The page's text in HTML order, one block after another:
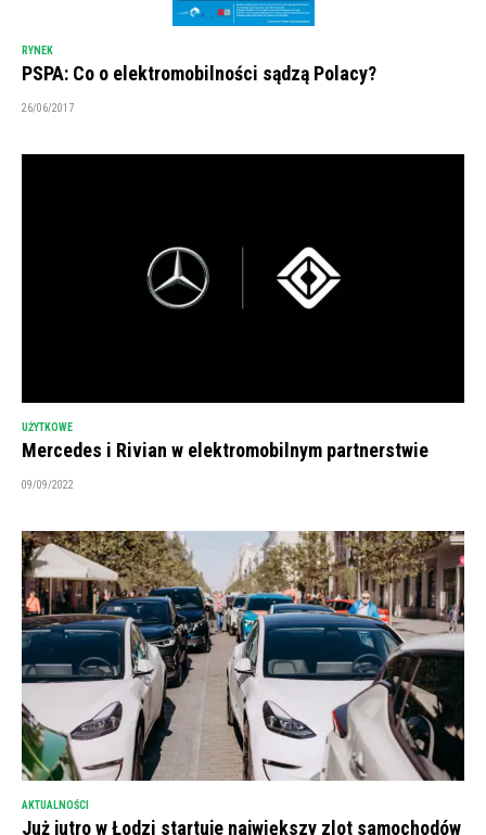
RYNEK
PSPA: Co o elektromobilności sądzą Polacy?
26/06/2017
UŻYTKOWE
Mercedes i Rivian w elektromobilnym partnerstwie
09/09/2022
AKTUALNOŚCI
Już jutro w Łodzi startuje największy zlot samochodów